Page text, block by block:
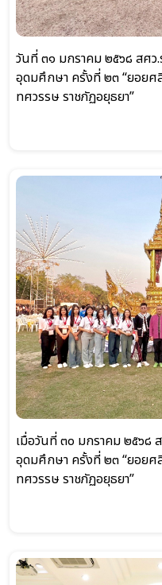
วันที่ ๓๑ มกราคม ๒๕๖๘ สศ
อุดมศึกษา ครั้งที่ ๒๓ “ยอย
ทศวรรษ ราชภัฏอยุธยา”
เมื่อวันที่ ๓๐ มกราคม ๒๕๖๘
อุดมศึกษา ครั้งที่ ๒๓ “ยอย
ทศวรรษ ราชภัฏอยุธยา”